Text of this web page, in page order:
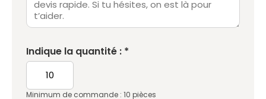
Indique la quantité : *
Minimum de commande : 10 pièces